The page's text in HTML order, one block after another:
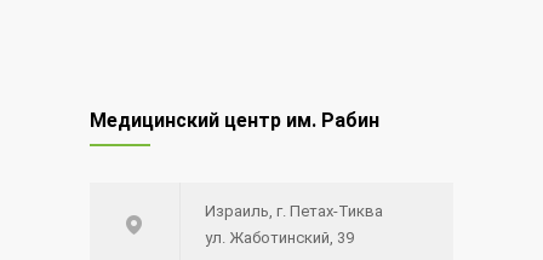
Медицинский центр им. Рабин
Израиль, г. Петах-Тиква
ул. Жаботинский, 39